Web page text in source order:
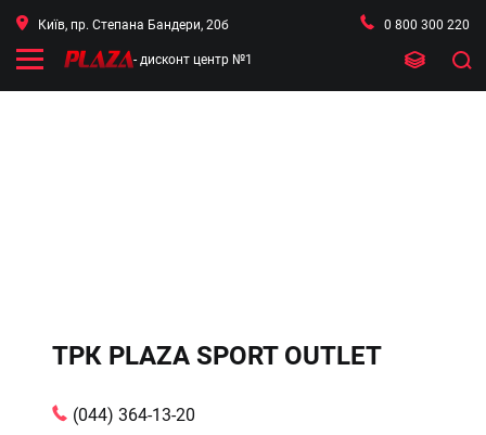
Київ, пр. Степана Бандери, 20б 0 800 300 220
- дисконт центр №1
ТРК PLAZA SPORT OUTLET
(044) 364-13-20